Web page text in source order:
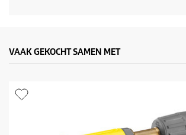
VAAK GEKOCHT SAMEN MET